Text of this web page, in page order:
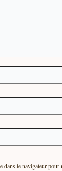
le navigateur pour